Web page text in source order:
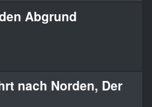
Abgrund
nach Norden, Der